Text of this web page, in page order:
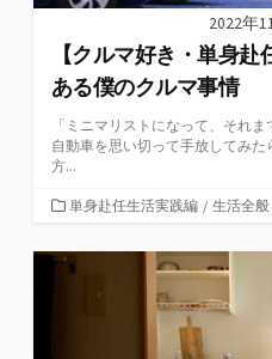
2022年
【クルマ好き・単身
ある僕のクルマ事情
「ミニマリストになって、それ
自動車を思い切って手放してみ
方...
カ
ゴ
リ
単身赴任生活実践編 / 生活全般